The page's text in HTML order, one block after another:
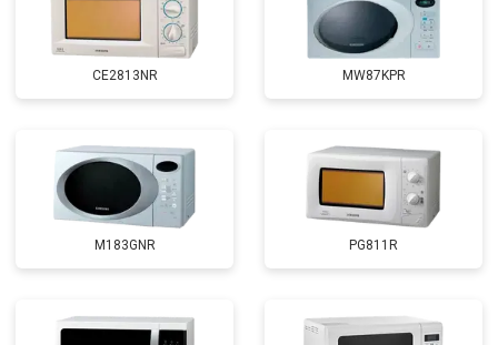
CE2813NR MW87KPR
M183GNR PG811R